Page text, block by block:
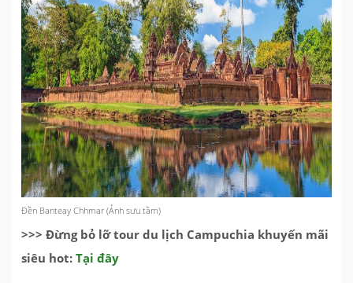
Đền Banteay Chhmar (Ảnh sưu tầm)
>>> Đừng bỏ lỡ tour du lịch Campuchia khuyến mãi
siêu hot: Tại đây